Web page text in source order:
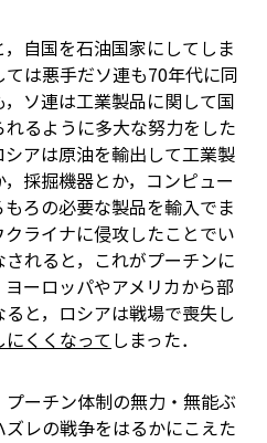
自国を石油国家にしてしま
は悪手だ――ソ連も70年代に同
ソ連は工業製品に関して国
るように多大な努力をした
アは原油を輸出して工業製
，採掘機器とか，コンピュー
ろの必要な製品を輸入でま
ライナに侵攻したことでい
れると，これがプーチンに
ーロッパやアメリカから部
と，ロシアは戦場で喪失し
くくなって しまった．
ーチン体制の無力・無能ぶ
レの戦争をはるかにこえた